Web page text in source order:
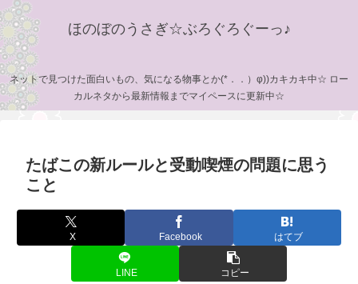
ほのぼのうさぎ☆ぶろぐろぐーっ♪
ネットで見つけた面白いもの、気になる物事とか(*．．）φ))カキカキ中☆ ロー
カルネタから最新情報までマイペースに更新中☆
たばこの新ルールと受動喫煙の問題に思う
こと
X Facebook はてブ
LINE コピー